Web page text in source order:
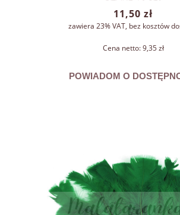
11,50 zł
zawiera 23% VAT, bez kosztów
Cena netto:9,35 zł
POWIADOM O